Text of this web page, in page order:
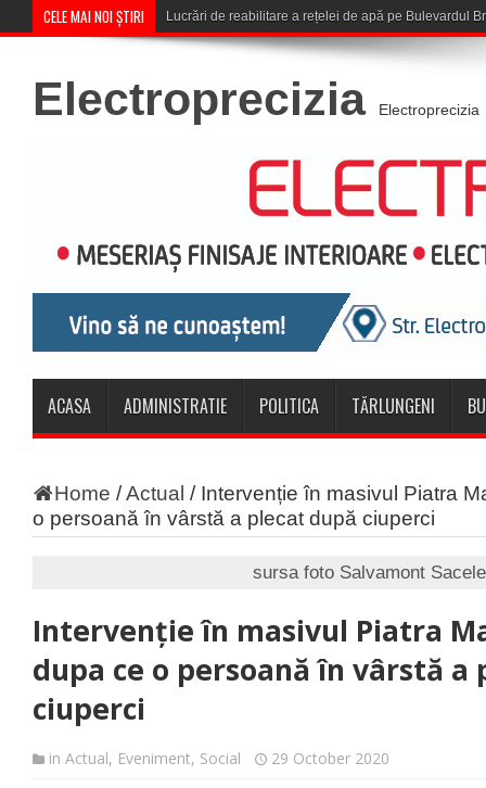
CELE MAI NOI ȘTIRI Corona Brașov se califică în Tur
Electroprecizia Electroprecizia
ACASA ADMINISTRATIE POLITICA TĂRLUNGENI
Home /Actual / Intervenție în masivul Piatra
o persoană în vârstă a plecat după ciuperci
sursa foto Salvamont Sacele
Intervenție în masivul Piatra
dupa ce o persoană în vârstă a
ciuperci
in Actual, Eveniment, Social 29 October 2020